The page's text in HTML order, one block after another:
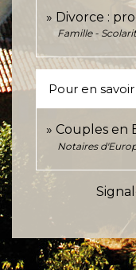
Divorce :
Famille -
Pour en
Couples en
Notaires